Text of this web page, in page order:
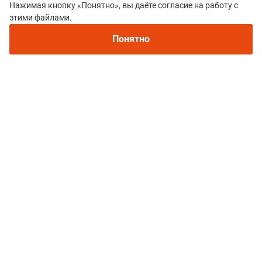
Mountain Race Expo - cпортивная
Нажимая кнопку «Понятно», вы даёте согласие на работу с
этими файлами.
Понятно